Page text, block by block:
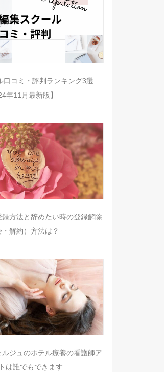
口コミ・評判ランキング3選
年11月最新版】
方法と辞めたい時の登録解除
・解約）方法は？
ジュのホテル療養の看護師ア
は誰でもできます